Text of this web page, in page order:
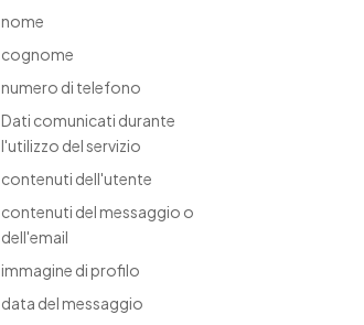
nome
cognome
numero di telefono
Dati comunicati durante
l'utilizzo del servizio
contenuti dell'utente
contenuti del messaggio o
dell'email
immagine di profilo
data del messaggio